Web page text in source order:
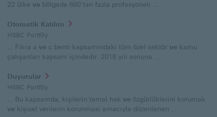
22 ülke ve bölgede 660’tan fazla profesyoneli ...
Otomatik Katılım
HSBC Portföy
... Fıkra a ve c benti kapsamındaki tüm özel sektör ve kamu
çalışanları kapsam içindedir. 2018 yılı sonuna ...
Duyurular
HSBC Portföy
... Bu kapsamda, kişilerin temel hak ve özgürlüklerini korumak
ve kişisel verilerin korunması amacıyla düzenlenen ...